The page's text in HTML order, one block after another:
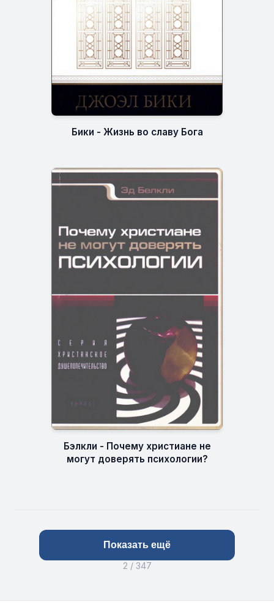
Бики - Жизнь во славу Бога
Бэлкли - Почему христиане не
могут доверять психологии?
Показать ещё
2 / 347